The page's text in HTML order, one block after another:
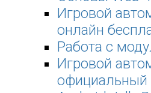
Игровой
онлайн
Работа с
Игровой
официальный